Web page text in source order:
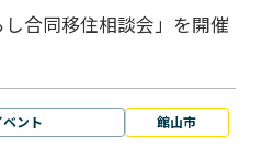
合同移住相談会」を開催
ベント 館山市